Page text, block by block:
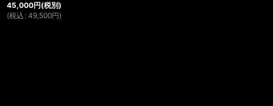
45,000円(税別)
(税込 : 49,500円)